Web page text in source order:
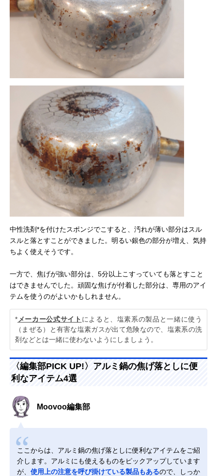
中性洗剤*を付けたスポンジでこすると、汚れが薄い部分はスル
スルと落とすことができました。明るい銀色の部分が増え、気持
ちよく使えそうです。
一方で、焦げが強い部分は、5分以上こすっていても落とすこと
はできませんでした。頑固な焦げが付着した部分は、専用のアイ
テムを使うのがよいかもしれません。
* メーカー公式サイト によると、塩素系の製品と一緒に使う
（まぜる）と有害な塩素ガスが出て危険なので、塩素系の洗
剤などとは一緒に使わないようにしましょう。
〈編集部PICK UP!〉アルミ鍋の焦げ落としに便
利なアイテム4選
Moovoo編集部
ここからは、アルミ鍋の焦げ落としに便利なアイテムをご紹
介します。アルミにも使えるものをピックアップしています
が、 使用上の注意を呼び掛けている製品もあるので、しっか